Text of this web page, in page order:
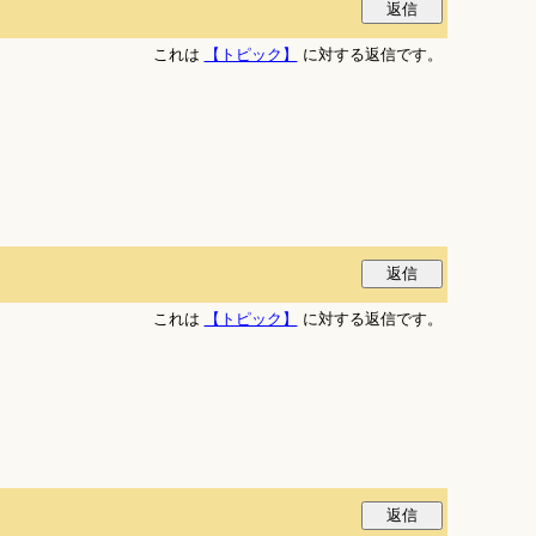
これは
【トピック】 に対する返信です。
これは
【トピック】 に対する返信です。